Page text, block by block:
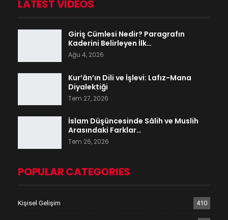
LATEST VIDEOS
Giriş Cümlesi Nedir? Paragrafın
Kaderini Belirleyen İlk…
Ağu 4, 2026
Kur’ân’ın Dili ve İşlevi: Lafız-Mana
Diyalektiği
Tem 27, 2026
İslam Düşüncesinde Sâlih ve Muslih
Arasındaki Farklar…
Tem 26, 2026
POPULAR CATEGORIES
Kişisel Gelişim 410